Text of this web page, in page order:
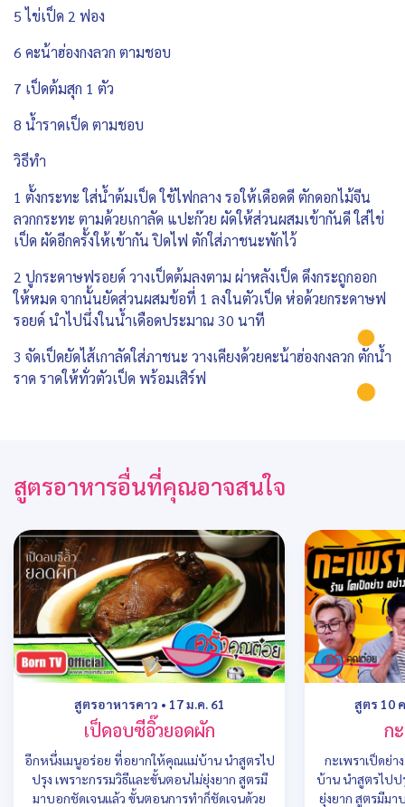
5 ไข่เป็ด 2 ฟอง
6 คะน้าฮ่องกงลวก ตามชอบ
7 เป็ดต้มสุก 1 ตัว
8 น้ำราดเป็ด ตามชอบ
วิธีทำ
1 ตั้งกระทะ ใส่น้ำต้มเป็ด ใช้ไฟกลาง รอให้เดือดดี ตักดอกไม้จีน
ลวกกระทะ ตามด้วยเกาลัด แปะก๊วย ผัดให้ส่วนผสมเข้ากันดี ใส่ไข่
เป็ด ผัดอีกครั้งให้เข้ากัน ปิดไฟ ตักใส่ภาชนะพักไว้
2 ปูกระดาษฟรอยด์ วางเป็ดต้มลงตาม ผ่าหลังเป็ด ดึงกระถูกออก
ให้หมด จากนั้นยัดส่วนผสมข้อที่ 1 ลงในตัวเป็ด ห่อด้วยกระดาษฟ
รอยด์ นำไปนึ่งในน้ำเดือดประมาณ 30 นาที
3 จัดเป็ดยัดไส้เกาลัดใส่ภาชนะ วางเคียงด้วยคะน้าฮ่องกงลวก ตักน้ำ
ราด ราดให้ทั่วตัวเป็ด พร้อมเสิร์ฟ
สูตรอาหารอื่นที่คุณอาจสนใจ
สูตรอาหารคาว • 17 ม.ค. 61
เป็ดอบซีอิ๊วยอดผัก
อีกหนึ่งเมนูอร่อย ที่อยากให้คุณแม่บ้าน นำสูตรไป
ปรุง เพราะกรรมวิธีและขั้นตอนไม่ยุ่งยาก สูตรมี
มาบอกชัดเจนแล้ว ขั้นตอนการทำก็ชัดเจนด้วย
สูตร 10
ก
กะเพราเป็ดย่า
บ้าน นำสูตรไปป
ยุ่งยาก สูตรมีม